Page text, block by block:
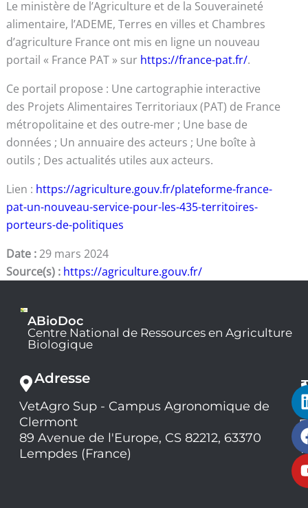
Le ministère de l’Agriculture et de la Souveraineté
alimentaire, l’ADEME, Terres en villes et Chambres
d’agriculture France ont mis en ligne un nouveau
portail « France PAT » sur https://france-pat.fr/.
Ce portail propose : Une cartographie interactive
des Projets Alimentaires Territoriaux (PAT) de France
métropolitaine et des outre-mer ; Une base de
données ; Un annuaire des acteurs ; Une boîte à
outils ; Des actualités utiles aux acteurs.
Lien : https://agriculture.gouv.fr/plateforme-france-
pat-un-nouveau-service-pour-les-435-territoires-
porteurs-de-politiques
Date :29 mars 2024
Source(s) : https://agriculture.gouv.fr/
ABioDoc
Centre National de Ressources en Agriculture
Biologique
Adresse
VetAgro Sup - Campus Agronomique de
Clermont
89 Avenue de l'Europe, CS 82212, 63370
Lempdes (France)